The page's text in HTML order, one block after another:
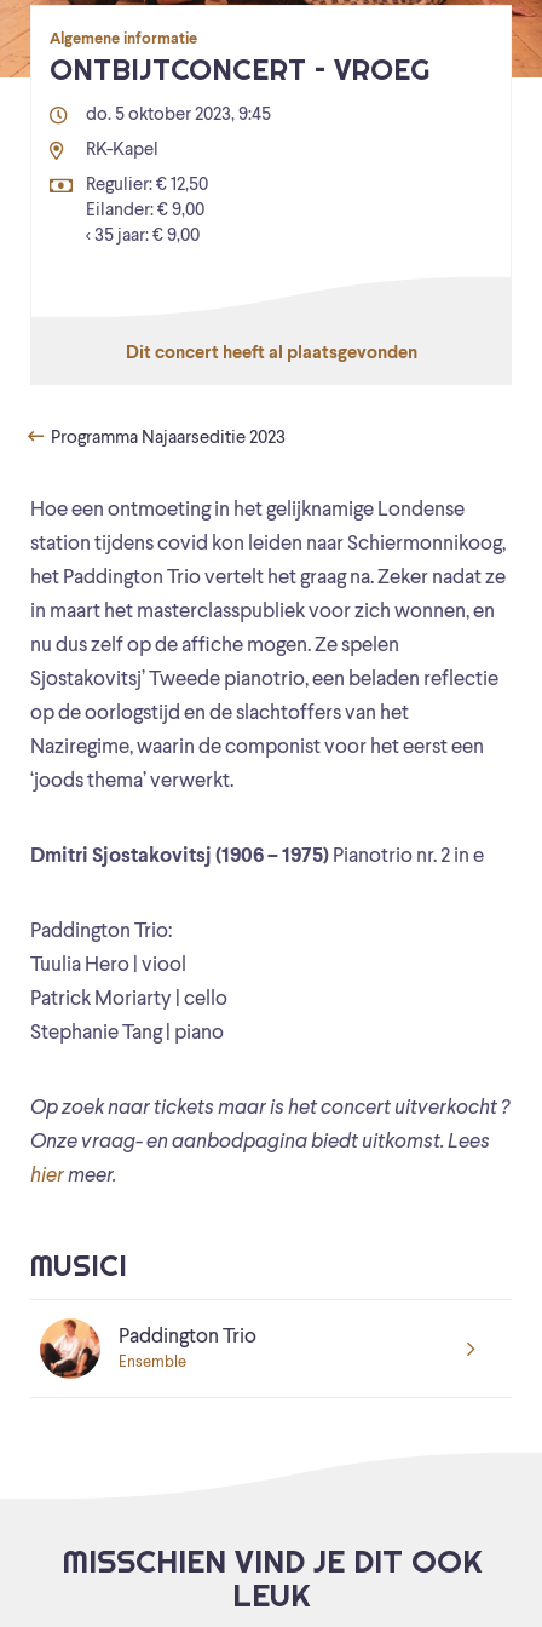
Hoe een ontmoeting in het gelijknamige Londense
station tijdens covid kon leiden naar Schiermonnikoog,
het Paddington Trio vertelt het graag na. Zeker nadat ze
in maart het masterclasspubliek voor zich wonnen, en
nu dus zelf op de affiche mogen. Ze spelen
Sjostakovitsj’ Tweede pianotrio, een beladen reflectie
op de oorlogstijd en de slachtoffers van het
Naziregime, waarin de componist voor het eerst een
‘joods thema’ verwerkt.
Dmitri Sjostakovitsj (1906 – 1975) Pianotrio nr. 2 in e
Paddington Trio:
Tuulia Hero | viool
Patrick Moriarty | cello
Stephanie Tang | piano
Op zoek naar tickets maar is het concert uitverkocht ?
Onze vraag- en aanbodpagina biedt uitkomst. Lees
hiermeer.
MUSICI
Paddington Trio
Ensemble
Algemene informatie
ONTBIJTCONCERT – VROEG
do. 5 oktober 2023, 9:45
RK-Kapel
Regulier: € 12,50
Eilander: € 9,00
< 35 jaar: € 9,00
Dit concert heeft al plaatsgevonden
Programma Najaarseditie 2023
MISSCHIEN VIND JE DIT OOK
LEUK